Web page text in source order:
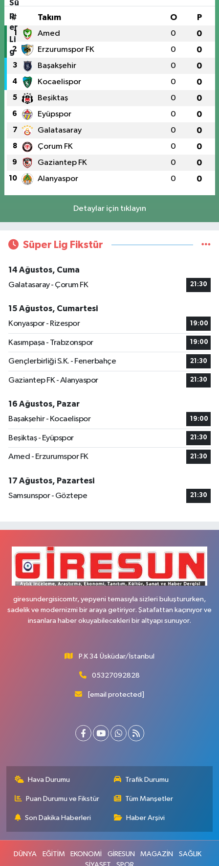
# Takım O P
1 Amed 0 0
2 Erzurumspor FK 0 0
3 Başakşehir 0 0
4 Kocaelispor 0 0
5 Beşiktaş 0 0
6 Eyüpspor 0 0
7 Galatasaray 0 0
8 Çorum FK 0 0
9 Gaziantep FK 0 0
10 Alanyaspor 0 0
Detaylar için tıklayın
Süper Lig Fikstür
14 Ağustos, Cuma
Galatasaray - Çorum FK
21:30
15 Ağustos, Cumartesi
Konyaspor - Rizespor
19:00
Kasımpaşa - Trabzonspor 19:00
Gençlerbirliği S.K. - Fenerbahçe 21:30
Gaziantep FK - Alanyaspor 21:30
16 Ağustos, Pazar
Başakşehir - Kocaelispor
19:00
Beşiktaş - Eyüpspor 21:30
Amed - Erzurumspor FK 21:30
17 Ağustos, Pazartesi
Samsunspor - Göztepe
21:30
giresundergisicomtr, yepyeni temasıyla sizleri buluştururken,
sadelik ve modernizmi bir araya getiriyor. Şatafattan kaçınıyor ve
insanlara haber okuyabilecekleri bir altyapı sunuyor.
P.K 34 Üsküdar/İstanbul
05327092828
[email protected]
Hava Durumu Trafik Durumu
Puan Durumu ve Fikstür Tüm Manşetler
Son Dakika Haberleri Haber Arşivi
DÜNYA EĞİTİM EKONOMİ GİRESUN MAGAZİN
SAĞLIK